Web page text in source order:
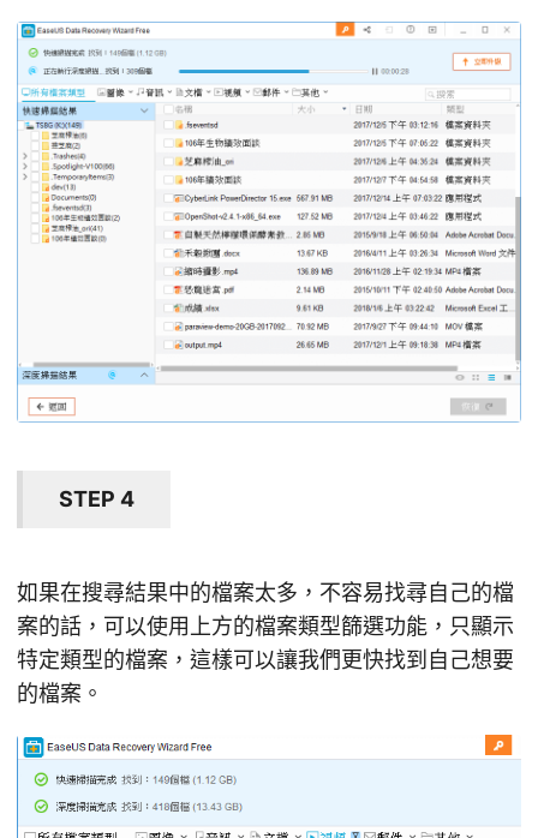
STEP 4
如果在搜尋結果中的檔案太多，不容易找尋自己的檔
案的話，可以使用上方的檔案類型篩選功能，只顯示
特定類型的檔案，這樣可以讓我們更快找到自己想要
的檔案。